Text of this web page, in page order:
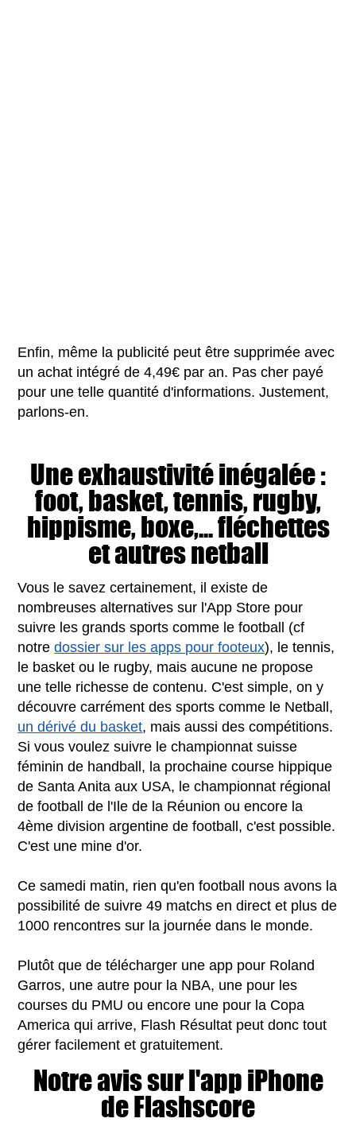
Enfin, même la publicité peut être supprimée avec
un achat intégré de 4,49€ par an. Pas cher payé
pour une telle quantité d'informations. Justement,
parlons-en.
Une exhaustivité inégalée :
foot, basket, tennis, rugby,
hippisme, boxe,... fléchettes
et autres netball
Vous le savez certainement, il existe de
nombreuses alternatives sur l'App Store pour
suivre les grands sports comme le football (cf
notredossier sur les apps pour footeux), le tennis,
le basket ou le rugby, mais aucune ne propose
une telle richesse de contenu. C'est simple, on y
découvre carrément des sports comme le Netball,
un dérivé du basket, mais aussi des compétitions.
Si vous voulez suivre le championnat suisse
féminin de handball, la prochaine course hippique
de Santa Anita aux USA, le championnat régional
de football de l'Ile de la Réunion ou encore la
4ème division argentine de football, c'est possible.
C'est une mine d'or.
Ce samedi matin, rien qu'en football nous avons la
possibilité de suivre 49 matchs en direct et plus de
1000 rencontres sur la journée dans le monde.
Plutôt que de télécharger une app pour Roland
Garros, une autre pour la NBA, une pour les
courses du PMU ou encore une pour la Copa
America qui arrive, Flash Résultat peut donc tout
gérer facilement et gratuitement.
Notre avis sur l'app iPhone
de Flashscore